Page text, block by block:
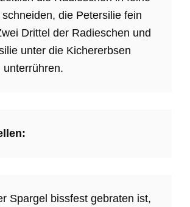
die Petersilie fein
Drittel der Radieschen und
unter die Kichererbsen
unterrühren.
Spargel bissfest gebraten ist,